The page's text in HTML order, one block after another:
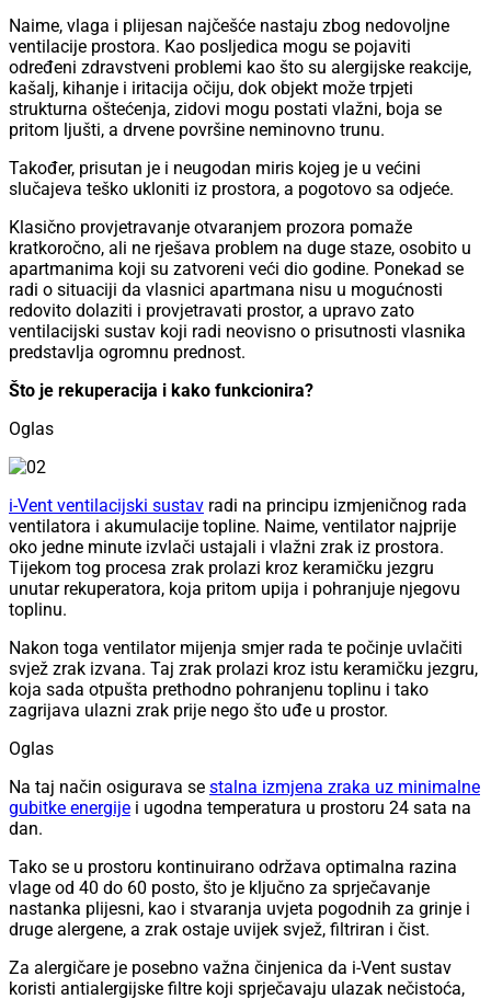
Naime, vlaga i plijesan najčešće nastaju zbog nedovoljne
ventilacije prostora. Kao posljedica mogu se pojaviti
određeni zdravstveni problemi kao što su alergijske reakcije,
kašalj, kihanje i iritacija očiju, dok objekt može trpjeti
strukturna oštećenja, zidovi mogu postati vlažni, boja se
pritom ljušti, a drvene površine neminovno trunu.
Također, prisutan je i neugodan miris kojeg je u većini
slučajeva teško ukloniti iz prostora, a pogotovo sa odjeće.
Klasično provjetravanje otvaranjem prozora pomaže
kratkoročno, ali ne rješava problem na duge staze, osobito u
apartmanima koji su zatvoreni veći dio godine. Ponekad se
radi o situaciji da vlasnici apartmana nisu u mogućnosti
redovito dolaziti i provjetravati prostor, a upravo zato
ventilacijski sustav koji radi neovisno o prisutnosti vlasnika
predstavlja ogromnu prednost.
Što je rekuperacija i kako funkcionira?
Oglas
i-Vent ventilacijski sustav radi na principu izmjeničnog rada
ventilatora i akumulacije topline. Naime, ventilator najprije
oko jedne minute izvlači ustajali i vlažni zrak iz prostora.
Tijekom tog procesa zrak prolazi kroz keramičku jezgru
unutar rekuperatora, koja pritom upija i pohranjuje njegovu
toplinu.
Nakon toga ventilator mijenja smjer rada te počinje uvlačiti
svjež zrak izvana. Taj zrak prolazi kroz istu keramičku jezgru,
koja sada otpušta prethodno pohranjenu toplinu i tako
zagrijava ulazni zrak prije nego što uđe u prostor.
Oglas
Na taj način osigurava se stalna izmjena zraka uz minimalne
gubitke energije i ugodna temperatura u prostoru 24 sata na
dan.
Tako se u prostoru kontinuirano održava optimalna razina
vlage od 40 do 60 posto, što je ključno za sprječavanje
nastanka plijesni, kao i stvaranja uvjeta pogodnih za grinje i
druge alergene, a zrak ostaje uvijek svjež, filtriran i čist.
Za alergičare je posebno važna činjenica da i-Vent sustav
koristi antialergijske filtre koji sprječavaju ulazak nečistoća,